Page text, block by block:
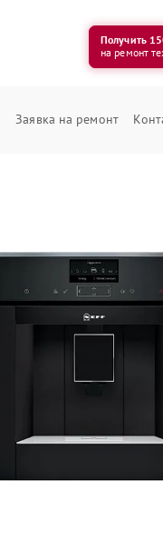
Получить
на ремонт
Заявка на ремонт